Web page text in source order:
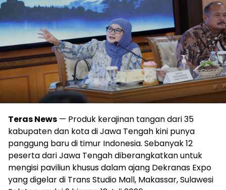
Teras News — Produk kerajinan tangan dari 35
kabupaten dan kota di Jawa Tengah kini punya
panggung baru di timur Indonesia. Sebanyak 12
peserta dari Jawa Tengah diberangkatkan untuk
mengisi paviliun khusus dalam ajang Dekranas Expo
yang digelar di Trans Studio Mall, Makassar, Sulawesi